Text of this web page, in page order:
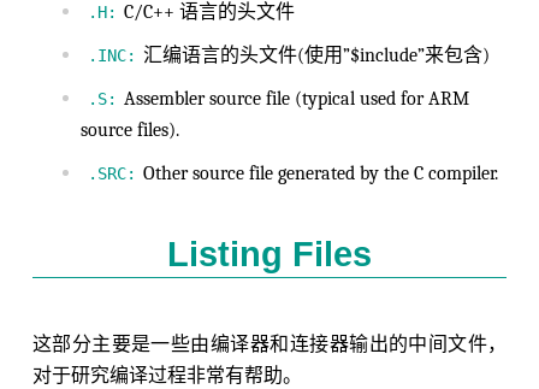
.H: C/C++ 语言的头文件
.INC: 汇编语言的头文件(使用”$include”来包含)
.S: Assembler source file (typical used for ARM
source files).
.SRC: Other source file generated by the C compiler.
Listing Files
这部分主要是一些由编译器和连接器输出的中间文件，
对于研究编译过程非常有帮助。